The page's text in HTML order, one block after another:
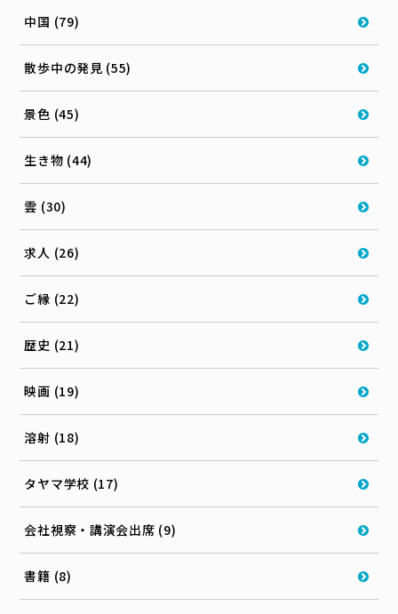
中国 (79)
散歩中の発見 (55)
景色 (45)
生き物 (44)
雲 (30)
求人 (26)
ご縁 (22)
歴史 (21)
映画 (19)
溶射 (18)
タヤマ学校 (17)
会社視察・講演会出席 (9)
書籍 (8)